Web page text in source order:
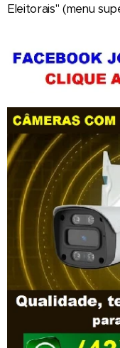
Eleitorais" (menu